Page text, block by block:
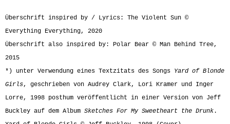
Überschrift inspired by / Lyrics: The Violent Sun ©
Everything Everything, 2020
Überschrift also inspired by: Polar Bear © Man Behind Tree,
2015
*) unter Verwendung eines Textzitats des Songs Yard of Blonde
Girls, geschrieben von Audrey Clark, Lori Kramer und Inger
Lorre, 1998 posthum veröffentlicht in einer Version von Jeff
Buckley auf dem Album Sketches For My Sweetheart the Drunk.